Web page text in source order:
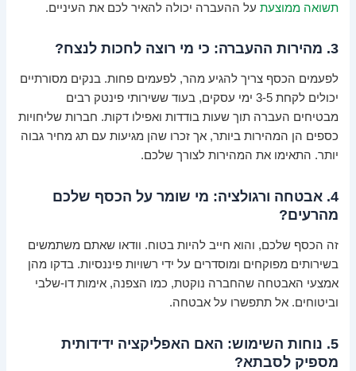
תשואה ממוצעת על ההעברה יכולה להאיר לכם את העיניים.
3. מהירות ההעברה: כי מי רוצה לחכות לנצח?
לפעמים הכסף צריך להגיע מהר, לפעמים פחות. בנקים מסורתיים
יכולים לקחת 3-5 ימי עסקים, בעוד ששירותי פינטק רבים
מבטיחים העברה תוך שעות בודדות ואפילו דקות. חברות שליחויות
כספים הן המהירות ביותר, אך זכרו שהן מגיעות עם תג מחיר גבוה
יותר. התאימו את המהירות לצורך שלכם.
4. אבטחה ורגולציה: מי שומר על הכסף שלכם
מהרעים?
זה הכסף שלכם, והוא חייב להיות בטוח. וודאו שאתם משתמשים
בשירותים מפוקחים ומוסדרים על ידי רשויות פיננסיות. בדקו מהן
אמצעי האבטחה שהחברה נוקטת, כמו הצפנה, אימות דו-שלבי
וביטוחים. אל תתפשרו על אבטחה.
5. נוחות השימוש: האם האפליקציה ידידותית
מספיק לסבתא?